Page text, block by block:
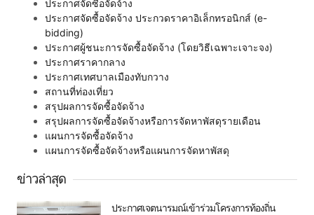
ประกาศจัดซื้อจัดจ้าง
ประกาศจัดซื้อจัดจ้าง ประกวดราคาอิเล็กทรอนิกส์ (e-
bidding)
ประกาศผู้ชนะการจัดซื้อจัดจ้าง (โดยวิธีเฉพาะเจาะจง)
ประกาศราคากลาง
ประกาศเทศบาลเมืองทับกวาง
สถานที่ท่องเที่ยว
สรุปผลการจัดซื้อจัดจ้าง
สรุปผลการจัดซื้อจัดจ้างหรือการจัดหาพัสดุรายเดือน
แผนการจัดซื้อจัดจ้าง
แผนการจัดซื้อจัดจ้างหรือแผนการจัดหาพัสดุ
ข่าวล่าสุด
ประกาศเจตนารมณ์เข้าร่วมโครงการท้องถิ่น